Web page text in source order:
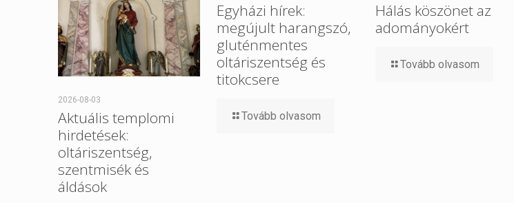
2026-08-03
Aktuális templomi
hirdetések:
oltáriszentség,
szentmisék és
áldások
Egyházi hírek:
megújult harangszó,
gluténmentes
oltáriszentség és
titokcsere
Tovább olvasom
Hálás köszönet az
adományokért
Tovább olvasom